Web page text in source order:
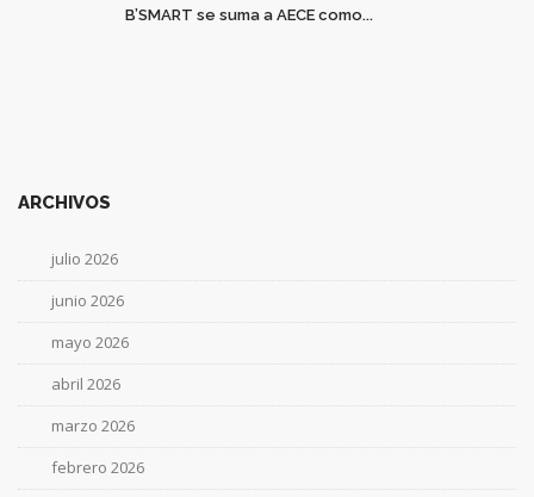
B’SMART se suma a AECE como...
ARCHIVOS
julio 2026
junio 2026
mayo 2026
abril 2026
marzo 2026
febrero 2026